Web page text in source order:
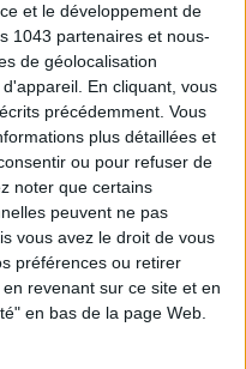
et le développement de
1043 partenaires et nous-
de géolocalisation
En cliquant, vous
précédemment. Vous
plus détaillées et
ou pour refuser de
noter que certains
peuvent ne pas
vous avez le droit de vous
préférences ou retirer
revenant sur ce site et en
en bas de la page Web.
MADE-IN-FRANCE